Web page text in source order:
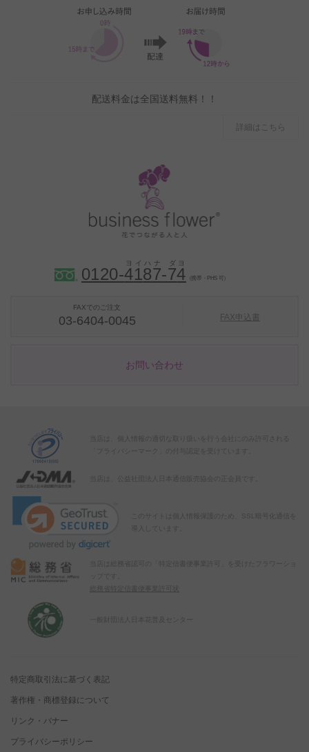
配送料金は全国送料無料！！
詳細はこちら
0120-4187-74 （携帯・PHS 可）
FAXでのご注文
03-6404-0045 FAX申込書
お問い合わせ
当店は、個人情報の適切な取り扱いを行う会社にのみ許可される
「プライバシーマーク」の付与認定を受けています。
このサイトは個人情報保護のため、SSL暗号化通信を
導入しています。
当店は総務省認可の「特定信書便事業許可」を受けたフラワーショ
総務省特定信書便事業許可状
特定商取引法に基づく表記
著作権・商標登録について
リンク・バナー
プライバシーポリシー